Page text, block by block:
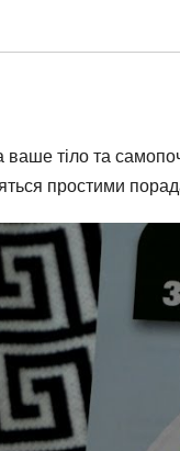
тіло та
простими